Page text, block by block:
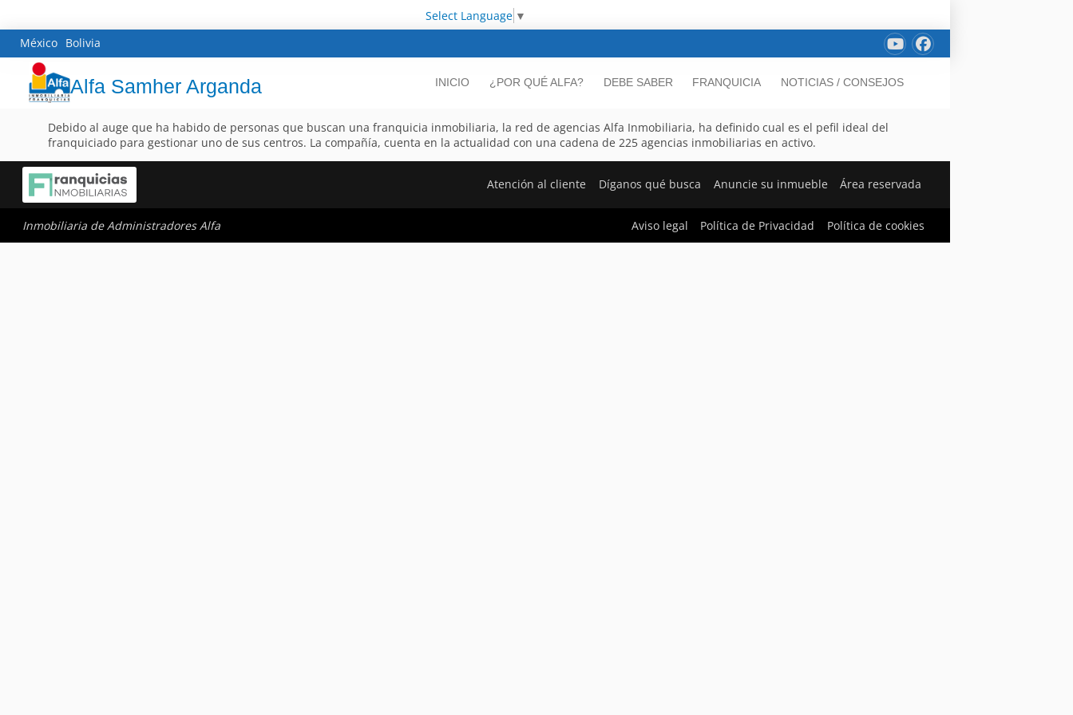
Select Language ▼
México Bolivia
Alfa Samher Arganda INICIO ¿POR QUÉ ALFA? DEBE SABER FRANQUICIA NOTICIAS / CONSEJOS
Debido al auge que ha habido de personas que buscan una franquicia inmobiliaria, la red de agencias Alfa Inmobiliaria, ha definido cual es el pefil ideal del
franquiciado para gestionar uno de sus centros. La compañía, cuenta en la actualidad con una cadena de 225 agencias inmobiliarias en activo.
Atención al cliente Díganos qué busca Anuncie su inmueble Área reservada
Inmobiliaria de Administradores Alfa Aviso legal Política de Privacidad Política de cookies